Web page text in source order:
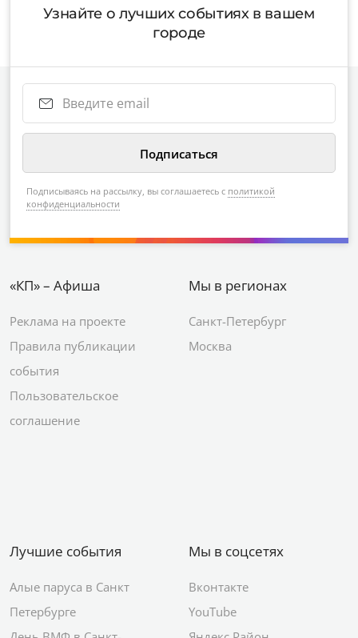
Узнайте о лучших событиях в вашем
городе
Подписываясь на рассылку, вы соглашаетесь с политикой
конфиденциальности
«КП» – Афиша
Реклама на проекте
Правила публикации
события
Пользовательское
соглашение
Мы в регионах
Санкт-Петербург
Москва
Лучшие события
Алые паруса в Санкт
Петербурге
Мы в соцсетях
Вконтакте
YouTube